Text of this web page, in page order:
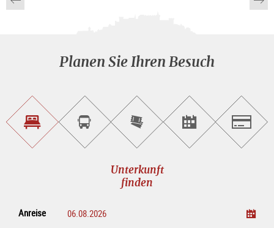
Planen Sie Ihren Besuch
Unterkunft<br>findenSightseeing<br>Tour
buchen
Tickets
online<br>kaufen
Events<br>finden
Unterkunft
finden
Anreise